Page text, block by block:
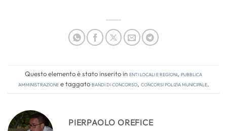
Questo elemento è stato inserito inEnti locali e regioni, Pubblica
amministrazionee taggatobandi di concorso, concorsi polizia municipale.
PIERPAOLO OREFICE